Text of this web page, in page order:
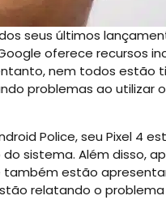
seus últimos
oferece recursos
nem todos estão
problemas ao utilizar
Police, seu Pixel 4
sistema. Além disso,
também estão
relatando o